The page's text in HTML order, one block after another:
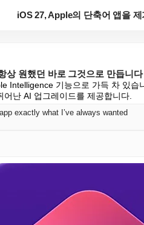
상 원했던 바로 그것으로 만듭니다
Intelligence 기능으로 가득 차 있
난 AI 업그레이드를 제공합니다.
exactly what I’ve always wanted